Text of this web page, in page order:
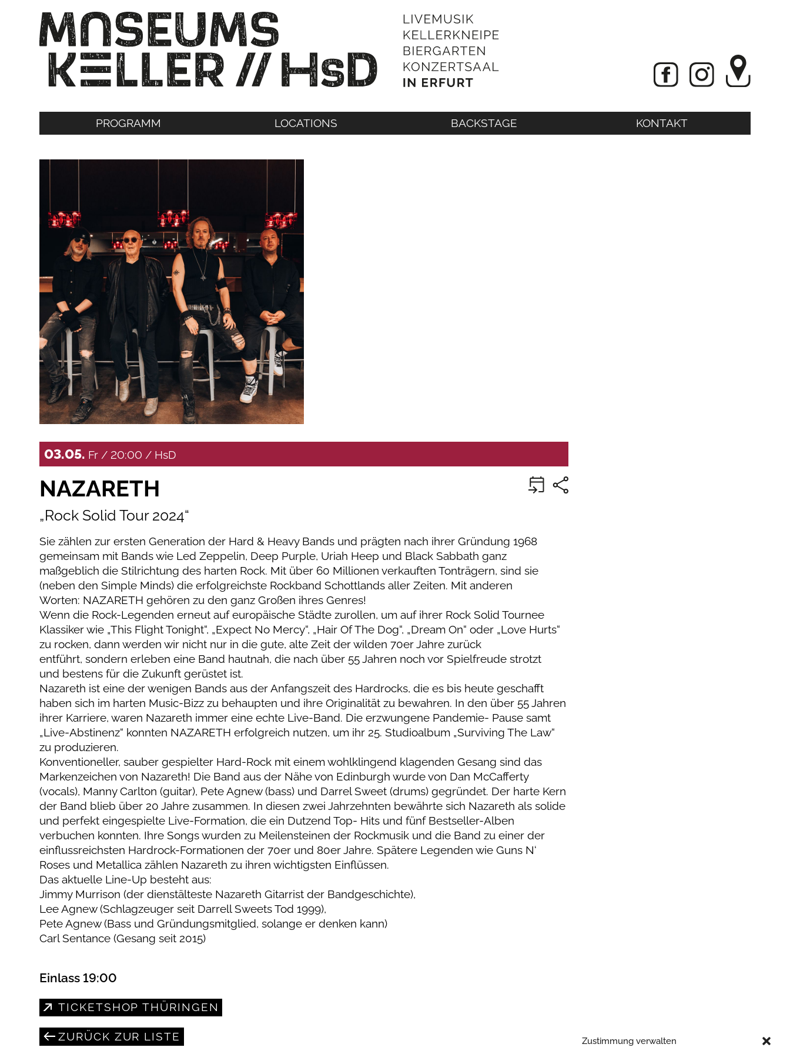
Zustimmung verwalten
PROGRAMM LOCATIONS BACKSTAGE KONTAKT
03.05. Fr / 20:00 / HsD
NAZARETH
„Rock Solid Tour 2024“
Sie zählen zur ersten Generation der Hard & Heavy Bands und prägten nach ihrer Gründung 1968
gemeinsam mit Bands wie Led Zeppelin, Deep Purple, Uriah Heep und Black Sabbath ganz
maßgeblich die Stilrichtung des harten Rock. Mit über 60 Millionen verkauften Tonträgern, sind sie
(neben den Simple Minds) die erfolgreichste Rockband Schottlands aller Zeiten. Mit anderen
Worten: NAZARETH gehören zu den ganz Großen ihres Genres!
Wenn die Rock-Legenden erneut auf europäische Städte zurollen, um auf ihrer Rock Solid Tournee
Klassiker wie „This Flight Tonight“, „Expect No Mercy“, „Hair Of The Dog“, „Dream On“ oder „Love Hurts“
zu rocken, dann werden wir nicht nur in die gute, alte Zeit der wilden 70er Jahre zurück
entführt, sondern erleben eine Band hautnah, die nach über 55 Jahren noch vor Spielfreude strotzt
und bestens für die Zukunft gerüstet ist.
Nazareth ist eine der wenigen Bands aus der Anfangszeit des Hardrocks, die es bis heute geschafft
haben sich im harten Music-Bizz zu behaupten und ihre Originalität zu bewahren. In den über 55 Jahren
ihrer Karriere, waren Nazareth immer eine echte Live-Band. Die erzwungene Pandemie- Pause samt
„Live-Abstinenz“ konnten NAZARETH erfolgreich nutzen, um ihr 25. Studioalbum „Surviving The Law“
zu produzieren.
Konventioneller, sauber gespielter Hard-Rock mit einem wohlklingend klagenden Gesang sind das
Markenzeichen von Nazareth! Die Band aus der Nähe von Edinburgh wurde von Dan McCafferty
(vocals), Manny Carlton (guitar), Pete Agnew (bass) und Darrel Sweet (drums) gegründet. Der harte Kern
der Band blieb über 20 Jahre zusammen. In diesen zwei Jahrzehnten bewährte sich Nazareth als solide
und perfekt eingespielte Live-Formation, die ein Dutzend Top- Hits und fünf Bestseller-Alben
verbuchen konnten. Ihre Songs wurden zu Meilensteinen der Rockmusik und die Band zu einer der
einflussreichsten Hardrock-Formationen der 70er und 80er Jahre. Spätere Legenden wie Guns N‘
Roses und Metallica zählen Nazareth zu ihren wichtigsten Einflüssen.
Das aktuelle Line-Up besteht aus:
Jimmy Murrison (der dienstälteste Nazareth Gitarrist der Bandgeschichte),
Lee Agnew (Schlagzeuger seit Darrell Sweets Tod 1999),
Pete Agnew (Bass und Gründungsmitglied, solange er denken kann)
Carl Sentance (Gesang seit 2015)
Einlass 19:00
TICKETSHOP THÜRINGEN
ZURÜCK ZUR LISTE